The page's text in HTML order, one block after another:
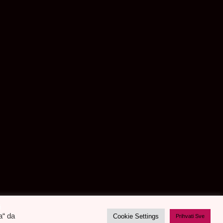
da
Cookie Settings Prihvati Sve